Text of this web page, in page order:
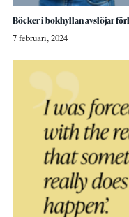
Böcker i bokhyllan avslöjar
7 februari, 2024